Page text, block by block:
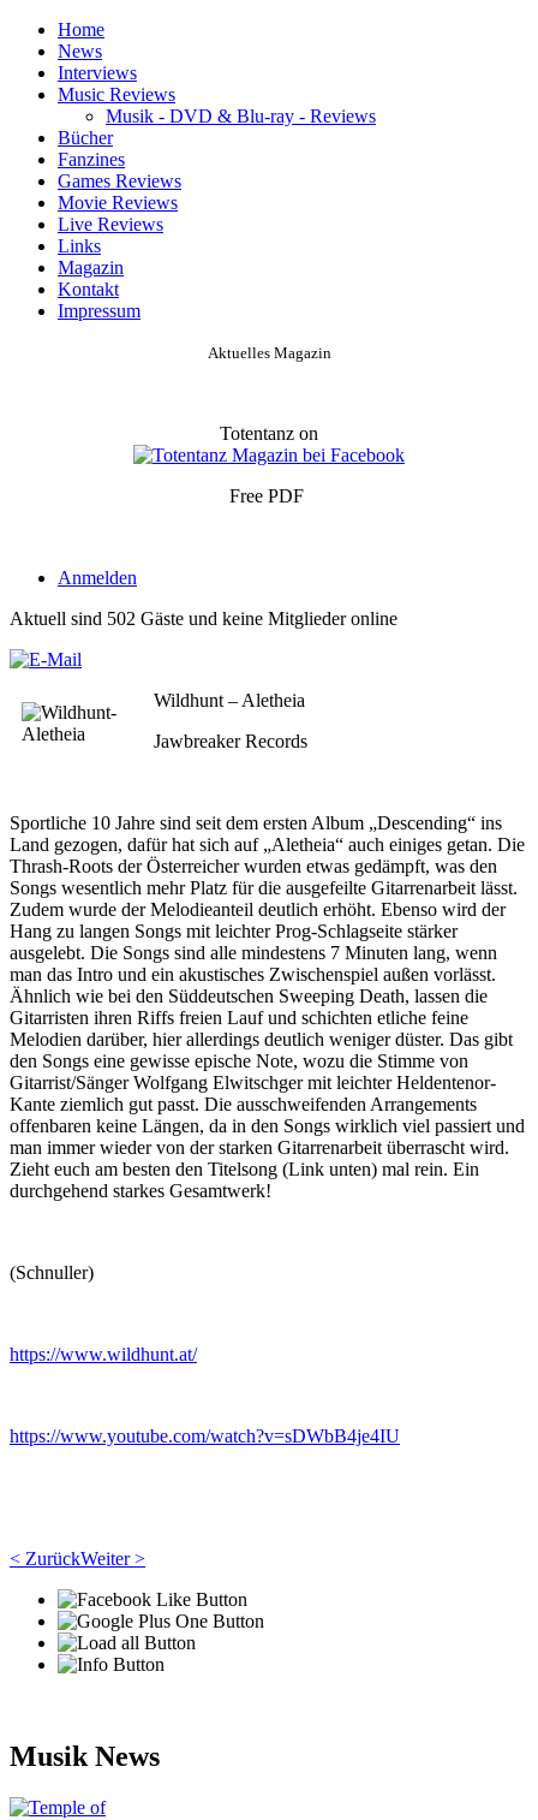
Home
News
Interviews
Music Reviews
Musik - DVD & Blu-ray - Reviews
Bücher
Fanzines
Games Reviews
Movie Reviews
Live Reviews
Links
Magazin
Kontakt
Impressum
Aktuelles Magazin
Totentanz on
Free PDF
Anmelden
Aktuell sind 502 Gäste und keine Mitglieder online
Wildhunt – Aletheia
Jawbreaker Records
Sportliche 10 Jahre sind seit dem ersten Album „Descending“ ins
Land gezogen, dafür hat sich auf „Aletheia“ auch einiges getan. Die
Thrash-Roots der Österreicher wurden etwas gedämpft, was den
Songs wesentlich mehr Platz für die ausgefeilte Gitarrenarbeit lässt.
Zudem wurde der Melodieanteil deutlich erhöht. Ebenso wird der
Hang zu langen Songs mit leichter Prog-Schlagseite stärker
ausgelebt. Die Songs sind alle mindestens 7 Minuten lang, wenn
man das Intro und ein akustisches Zwischenspiel außen vorlässt.
Ähnlich wie bei den Süddeutschen Sweeping Death, lassen die
Gitarristen ihren Riffs freien Lauf und schichten etliche feine
Melodien darüber, hier allerdings deutlich weniger düster. Das gibt
den Songs eine gewisse epische Note, wozu die Stimme von
Gitarrist/Sänger Wolfgang Elwitschger mit leichter Heldentenor-
Kante ziemlich gut passt. Die ausschweifenden Arrangements
offenbaren keine Längen, da in den Songs wirklich viel passiert und
man immer wieder von der starken Gitarrenarbeit überrascht wird.
Zieht euch am besten den Titelsong (Link unten) mal rein. Ein
durchgehend starkes Gesamtwerk!
(Schnuller)
https://www.wildhunt.at/
https://www.youtube.com/watch?v=sDWbB4je4IU
< ZurückWeiter >
Musik News